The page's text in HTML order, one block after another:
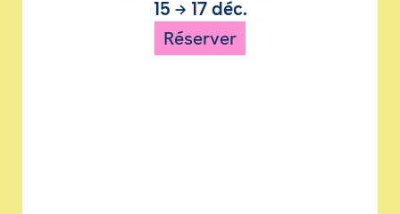
15 → 17 déc.
Réserver